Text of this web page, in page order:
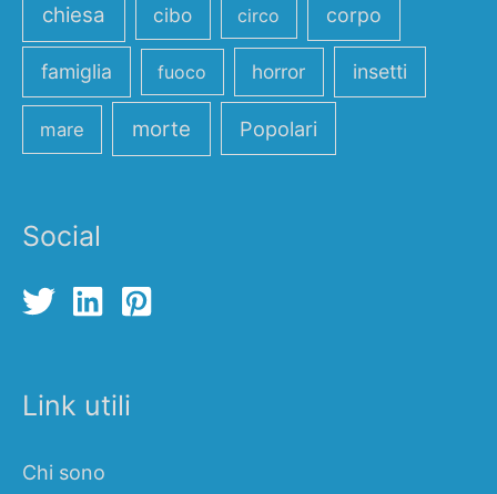
chiesa cibo circo corpo
famiglia fuoco horror insetti
mare morte Popolari
Social
Link utili
Chi sono